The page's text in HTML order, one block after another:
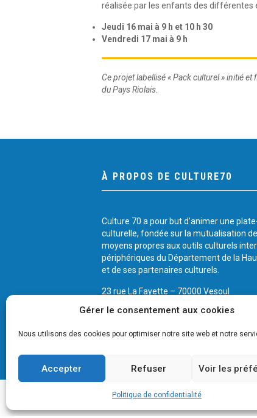
Gérer le consentement aux cookies
Nous utilisons des cookies pour optimiser notre site web et notre
Accepter Refuser Voir les
Politique de confidentialité
réalisée par les enfants des différentes
Jeudi 16 mai à 9 h et 10 h 30
Vendredi 17 mai à 9 h
Ce projet labellisé « Pack culturel » initié
duPays Riolais.
À PROPOS DE CULTURE70
Culture 70 a pour but d’animer une
culturelle, fondée sur la mutualisation
moyens propres aux outils culturels
périphériques du Département de la
et de ses partenaires culturels.
23 rue La Fayette – 70000 Vesoul
Cliquez ici pour nous contacter
© 2026 CULTURE 70 -Mentions légales